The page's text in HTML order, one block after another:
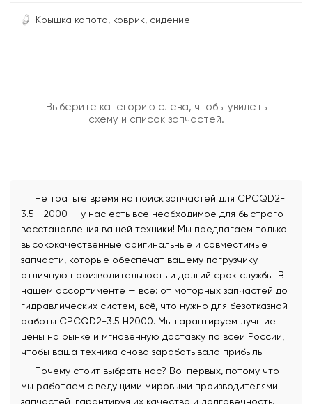
Крышка капота, коврик, сидение
Выберите категорию слева, чтобы увидеть
схему и список запчастей.
Не тратьте время на поиск запчастей для CPCQD2-
3.5 H2000 — у нас есть все необходимое для быстрого
восстановления вашей техники! Мы предлагаем только
высококачественные оригинальные и совместимые
запчасти, которые обеспечат вашему погрузчику
отличную производительность и долгий срок службы. В
нашем ассортименте — все: от моторных запчастей до
гидравлических систем, всё, что нужно для безотказной
работы CPCQD2-3.5 H2000. Мы гарантируем лучшие
цены на рынке и мгновенную доставку по всей России,
чтобы ваша техника снова зарабатывала прибыль.
Почему стоит выбрать нас? Во-первых, потому что
мы работаем с ведущими мировыми производителями
запчастей, гарантируя их качество и долговечность.